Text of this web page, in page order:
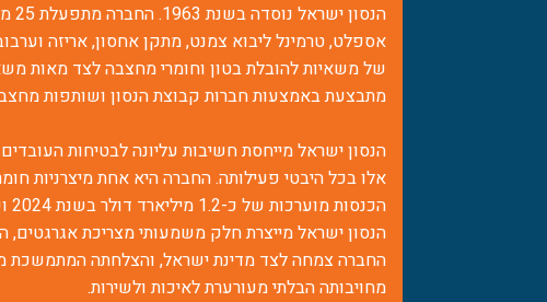
אספלט, טרמינל ליבוא צמנט, מתקן אחסון, אריזה
של משאיות להובלת בטון וחומרי מחצבה לצד מאות
מתבצעת באמצעות חברות קבוצת הנסון ושותפות
הנסון ישראל מייחסת חשיבות עליונה לבטיחות
אלו בכל היבטי פעילותה. החברה היא אחת מיצרניות
הנסון ישראל מייצרת חלק משמעותי מצריכת אגרגטים,
החברה צמחה לצד מדינת ישראל, והצלחתה המתמשכת
מחויבותה הבלתי מעורערת לאיכות ולשירות.